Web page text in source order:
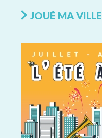
JOUÉ MA